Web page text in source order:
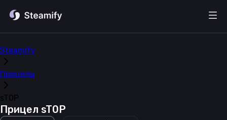
Steamify
Прицелы
sT0P
Прицел sT0P